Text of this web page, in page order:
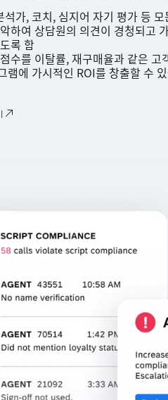
석가, 코치, 심지어 자기 평가 등
하여 상담원의 의견이 경청되고
록 함
수를 이탈률, 재구매율과 같은 고
램에 가시적인 ROI를 창출할 수